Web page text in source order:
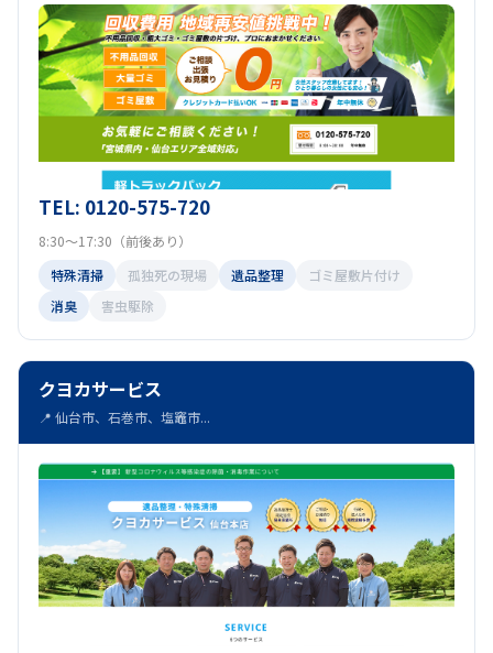
TEL: 0120-575-720
8:30～17:30（前後あり）
特殊清掃
孤独死の現場 遺品整理
ゴミ屋敷片付け
消臭
害虫駆除
クヨカサービス
📍 仙台市、石巻市、塩竈市...